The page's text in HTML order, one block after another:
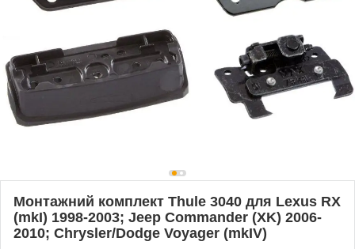
Монтажний комплект Thule 3040 для Lexus RX
(mkI) 1998-2003; Jeep Commander (XK) 2006-
2010; Chrysler/Dodge Voyager (mkIV)